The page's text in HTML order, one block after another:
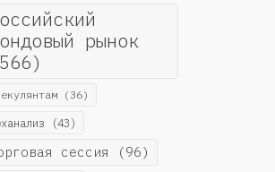
рынок
(36)
(43)
сессия (96)